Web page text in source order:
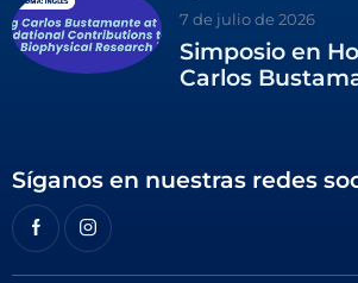
7 de julio de 2026
Simposio en
Carlos
Síganos en nuestras redes